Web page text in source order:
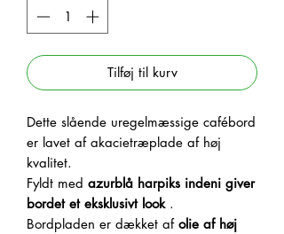
Tilføj til kurv
Dette slående uregelmæssige cafébord
er lavet af akacietræplade af høj
kvalitet.
Fyldt med azurblå harpiks indeni giver
bordet et eksklusivt look.
Bordpladen er dækket af olie af høj